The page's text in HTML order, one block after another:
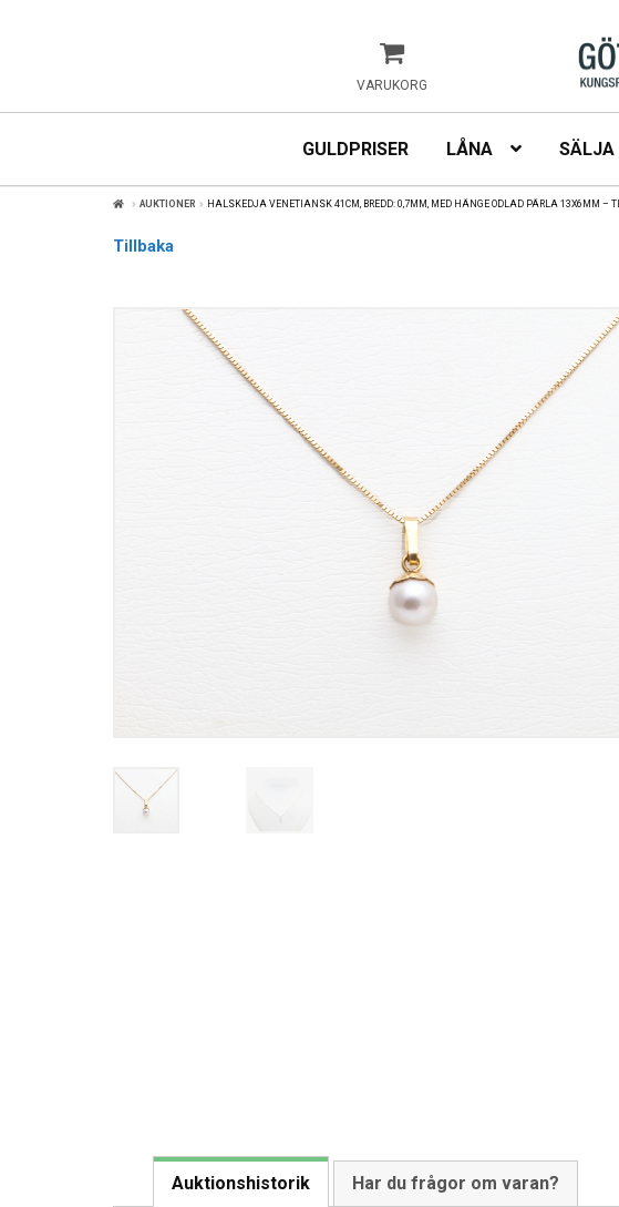
VARUKORG
GULDPRISER LÅNA SÄLJA
AUKTIONER HALSKEDJA VENETIANSK 41CM, BREDD: 0,7MM, MED HÄNGE ODLAD PÄRLA 13X6MM –
Tillbaka
Auktionshistorik Har du frågor om varan?